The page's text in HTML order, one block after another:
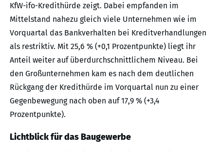
KfW-ifo-Kredithürde zeigt. Dabei empfanden im
Mittelstand nahezu gleich viele Unternehmen wie im
Vorquartal das Bankverhalten bei Kreditverhandlungen
als restriktiv. Mit 25,6 % (+0,1 Prozentpunkte) liegt ihr
Anteil weiter auf überdurchschnittlichem Niveau. Bei
den Großunternehmen kam es nach dem deutlichen
Rückgang der Kredithürde im Vorquartal nun zu einer
Gegenbewegung nach oben auf 17,9 % (+3,4
Prozentpunkte).
Lichtblick für das Baugewerbe